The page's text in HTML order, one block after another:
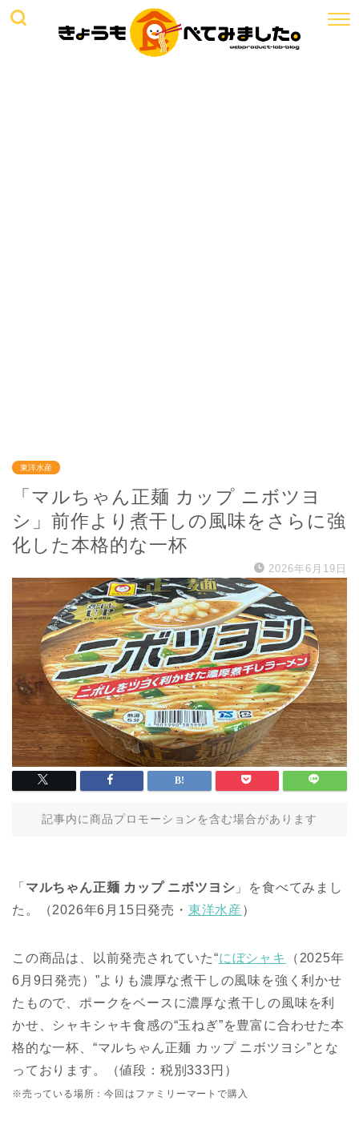
東洋水産
「マルちゃん正麺 カップ ニボツヨ
シ」前作より煮干しの風味をさらに強
化した本格的な一杯
2026年6月19日
記事内に商品プロモーションを含む場合があります
「 マルちゃん正麺 カップ ニボツヨシ 」を食べてみまし
た。（2026年6月15日発売・ 東洋水産 ）
この商品は、以前発売されていた“にぼシャキ
（2025年
6月9日発売）”よりも濃厚な煮干しの風味を強く利かせ
たもので、ポークをベースに濃厚な煮干しの風味を利
かせ、シャキシャキ食感の“玉ねぎ”を豊富に合わせた本
格的な一杯、“マルちゃん正麺 カップ ニボツヨシ”とな
っております。（値段：税別333円）
※売っている場所：今回はファミリーマートで購入